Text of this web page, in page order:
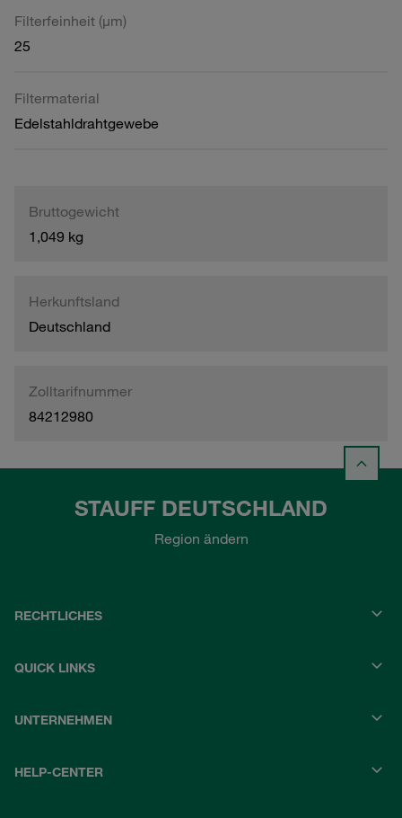
Filterfeinheit (µm)
25
Filtermaterial
Edelstahldrahtgewebe
Bruttogewicht
1,049 kg
Herkunftsland
Deutschland
Zolltarifnummer
84212980
STAUFF DEUTSCHLAND
Region ändern
RECHTLICHES
QUICK LINKS
UNTERNEHMEN
HELP-CENTER